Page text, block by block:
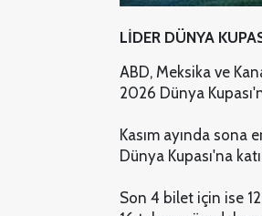
LİDER DÜNYA
ABD, Meksika ve
2026 Dünya
Kasım ayında sona
Dünya Kupası'na
Son 4 bilet için ise